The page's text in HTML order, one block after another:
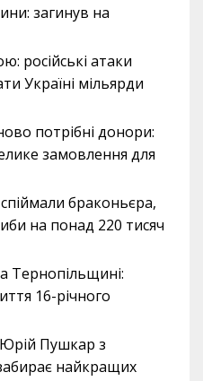
загинув на
російські атаки
Україні мільярди
потрібні донори:
замовлення для
браконьєра,
на понад 220 тисяч
Тернопільщині:
16-річного
Пушкар з
найкращих